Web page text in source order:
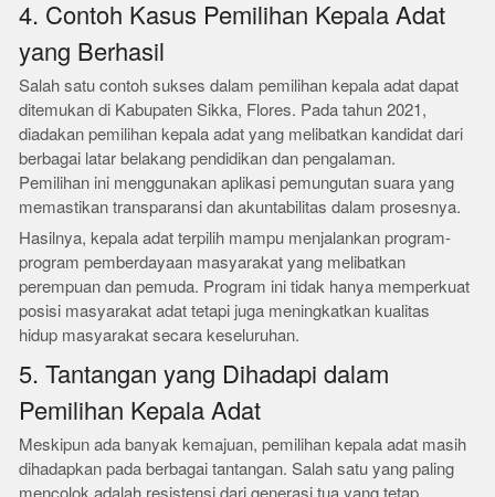
4. Contoh Kasus Pemilihan Kepala Adat
yang Berhasil
Salah satu contoh sukses dalam pemilihan kepala adat dapat
ditemukan di Kabupaten Sikka, Flores. Pada tahun 2021,
diadakan pemilihan kepala adat yang melibatkan kandidat dari
berbagai latar belakang pendidikan dan pengalaman.
Pemilihan ini menggunakan aplikasi pemungutan suara yang
memastikan transparansi dan akuntabilitas dalam prosesnya.
Hasilnya, kepala adat terpilih mampu menjalankan program-
program pemberdayaan masyarakat yang melibatkan
perempuan dan pemuda. Program ini tidak hanya memperkuat
posisi masyarakat adat tetapi juga meningkatkan kualitas
hidup masyarakat secara keseluruhan.
5. Tantangan yang Dihadapi dalam
Pemilihan Kepala Adat
Meskipun ada banyak kemajuan, pemilihan kepala adat masih
dihadapkan pada berbagai tantangan. Salah satu yang paling